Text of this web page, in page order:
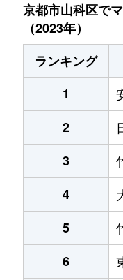
京都市山科区で
（2023年）
ランキング
1
2
3
4
5
6